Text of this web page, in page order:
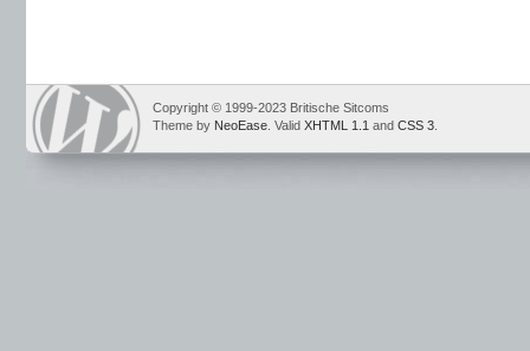
Copyright © 1999-2023 Britische Sitcoms
Theme by NeoEase . Valid XHTML 1.1 and CSS 3